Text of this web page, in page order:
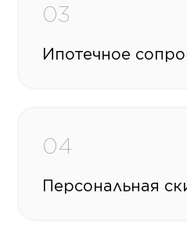
03
Ипотечное
04
Персональная